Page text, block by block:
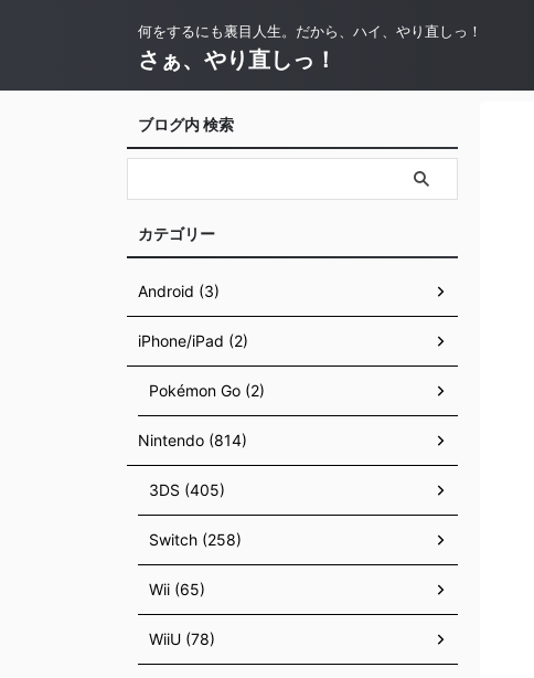
何をするにも裏目人生。だから、ハイ、やり直しっ！
さぁ、やり直しっ！
ブログ内 検索
カテゴリー
Android (3)
iPhone/iPad (2)
Pokémon Go (2)
Nintendo (814)
3DS (405)
Switch (258)
Wii (65)
WiiU (78)